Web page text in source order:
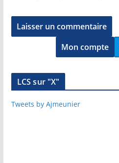
Mon compte
LCS sur "X"
Tweets by Ajmeunier